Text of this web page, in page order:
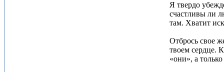
Я твердо
счастливы ли
там. Хватит
Отбрось свое
твоем сердце.
«они», а